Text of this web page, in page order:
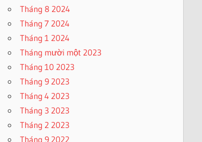
Tháng 8 2024
Tháng 7 2024
Tháng 1 2024
Tháng mười một 2023
Tháng 10 2023
Tháng 9 2023
Tháng 4 2023
Tháng 3 2023
Tháng 2 2023
Tháng 9 2022